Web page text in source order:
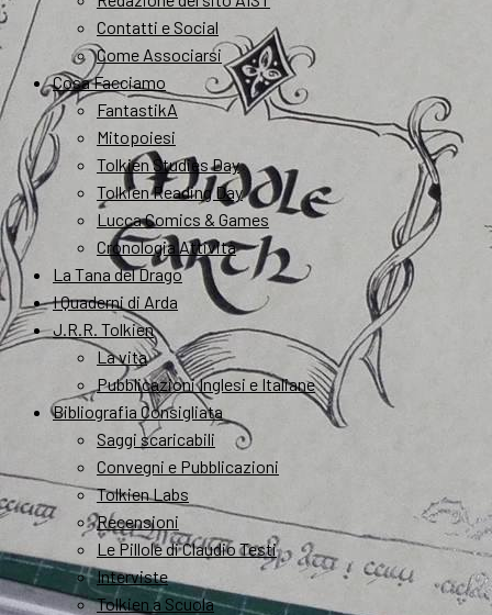
Contatti e Social
Come Associarsi
Cosa Facciamo
FantastikA
Mitopoiesi
Tolkien Studies Day
Tolkien Reading Day
Lucca Comics & Games
Cronologia Attività
La Tana del Drago
I Quaderni di Arda
J.R.R. Tolkien
La vita
Pubblicazioni Inglesi e Italiane
Bibliografia Consigliata
Saggi scaricabili
Convegni e Pubblicazioni
Tolkien Labs
Recensioni
Le Pillole di Claudio Testi
Interviste
Tolkien a Scuola